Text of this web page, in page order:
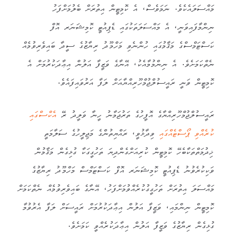
މައްސަލައެކެވެ. ނަމަވެސް، އެ ކޮމިޓީން އިތުރަށް ބެލުމަށްފަހު
ނިންމާފައިވަނީ، އެ މައްސަލަތަކުގައި ޑެޕިއުޓީ ކޮމިޝަނަރ އޮފް
ކަސްޓަމްސްގެ މަޤާމުގައި ހުންނެވި މަހްމޫދު ރިޔާޒުގެ ސީދާ ބައިވެރިވުމެއް
ނެތްކަމަށެވެ. އެ ނިންމުމާއެކު، އޭނާގެ ވަޒީފާ އަލުން އިޢާދަކުރުމަށް އެ
ކޮމިޓީން ވަނީ ރައީސުލްޖުމްހޫރިއްޔާއަށް ލަފާ އަރުވައިފައެވެ.
ރައީސުލްޖުމްހޫރިއްޔާގެ އޮފީހުގެ ތަރުޖަމާނު ހީނާ ވަލީދު ރޭ އެކްސްގައި
ކުރެއްވި ޕޯސްޓެއްގައިވިދާޅުވީ، ރައްޔިތުންގެ މަޖިލީހުގެ ސަލާމަތީ
ޚިދުމަތްތަކާބެހޭ ކޮމިޓީން ކުރިއަށްގެންދިޔަ ތަހުގީގަކާ ގުޅިގެން މަޤާމުން
ވަކިކުރެވުނު ޑެޕިއުޓީ ކޮމިޝަނަރ އޮފް ކަސްޓަމްސް މަހްމޫދު ރިޔާޒުގެ
މައްސަލަ އިތުރަށް ތަހުގީގުކުރެއްވުމަށްފަހު، އޭނާގެ ބައިވެރިވުމެއް ނެތްކަމަށް
ކޮމިޓީން ނިންމައި، ވަޒީފާ އަލުން އިޢާދަކުރުމަށް ރައީސަށް ލަފާ އެރުވުމާ
ގުޅިގެން ރިޔާޒުގެ ވަޒީފާ އަލުން އިޢާދަކުރެއްވީ ކަމަށެވެ.